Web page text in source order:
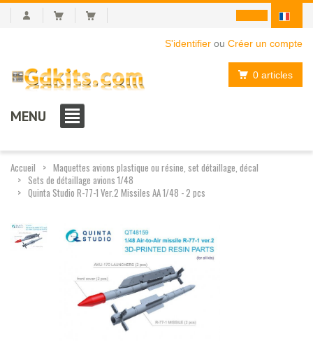
S'identifier ou Créer un compte
0 articles
MENU
Accueil
Maquettes avions plastique ou résine, set détaillage, décal
Sets de détaillage avions 1/48
Quinta Studio R-77-1 Ver.2 Missiles AA 1/48 - 2 pcs